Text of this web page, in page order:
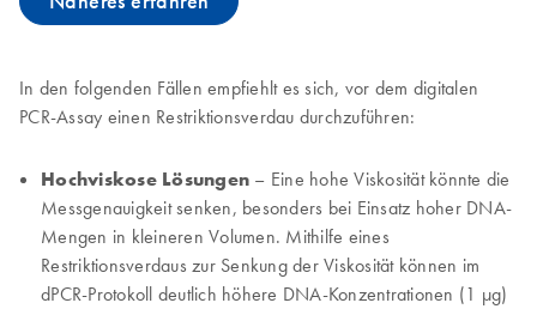
In den folgenden Fällen empfiehlt es sich, vor dem digitalen
PCR-Assay einen Restriktionsverdau durchzuführen:
Hochviskose Lösungen – Eine hohe Viskosität könnte die
Messgenauigkeit senken, besonders bei Einsatz hoher DNA-
Mengen in kleineren Volumen. Mithilfe eines
Restriktionsverdaus zur Senkung der Viskosität können im
dPCR-Protokoll deutlich höhere DNA-Konzentrationen (1 µg)